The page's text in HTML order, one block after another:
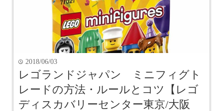
time 2018/06/03
レゴランドジャパン ミニフィグト
レードの方法・ルールとコツ【レゴ
ディスカバリーセンター東京/大阪